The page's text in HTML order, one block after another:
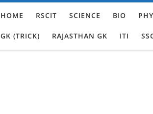
HOME RSCIT SCIENCE BIO
GK (TRICK) RAJASTHAN GK ITI